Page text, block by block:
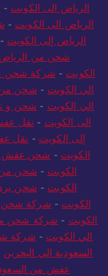
الرياض الى الكويت -
الرياض الى الكويت -
الرياض إلى الكويت -
شحن من الرياض
الكويت - شركة شحن
الي الكويت - شحن من
الي الكويت - شحن و
الى الكويت - نقل
إلى الكويت - نقل
الكويت - شحن عفش
الكويت - شحن من
الكويت - شحن
الكويت - شركة شحن
الكويت - شركة شحن
الي الكويت - شركة
السعودية الي البحرين
عفش من